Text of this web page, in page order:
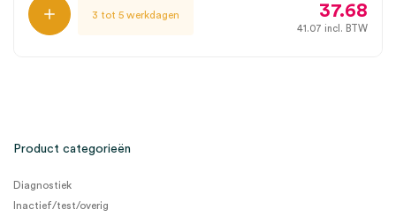
3 tot 5 werkdagen 37.68
41.07 incl. BTW
Product categorieën
Diagnostiek
Inactief/test/overig